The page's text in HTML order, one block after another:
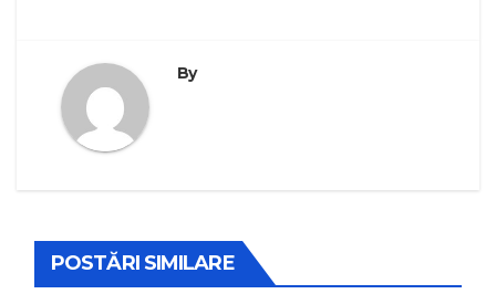
By
POSTĂRI SIMILARE